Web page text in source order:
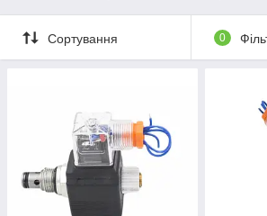
Сортування 0